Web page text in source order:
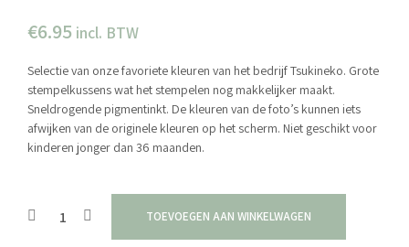
€6.95 incl. BTW
Selectie van onze favoriete kleuren van het bedrijf Tsukineko. Grote
stempelkussens wat het stempelen nog makkelijker maakt.
Sneldrogende pigmentinkt. De kleuren van de foto’s kunnen iets
afwijken van de originele kleuren op het scherm. Niet geschikt voor
kinderen jonger dan 36 maanden.
TOEVOEGEN AAN WINKELWAGEN